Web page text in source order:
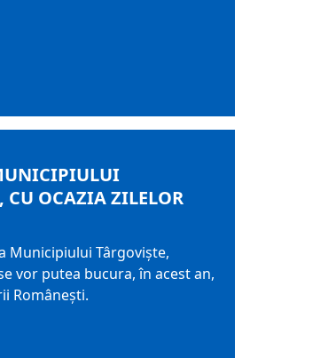
CU OCAZIA ZILELOR
Municipiului Târgoviște,
vor putea bucura, în acest an,
Românești.